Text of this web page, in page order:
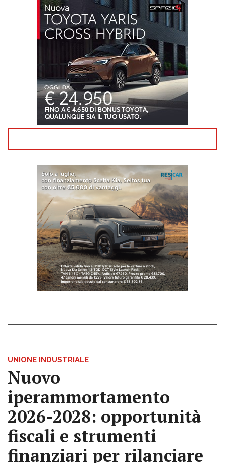
UNIONE INDUSTRIALE
Nuovo
iperammortamento
2026-2028: opportunità
fiscali e strumenti
finanziari per rilanciare